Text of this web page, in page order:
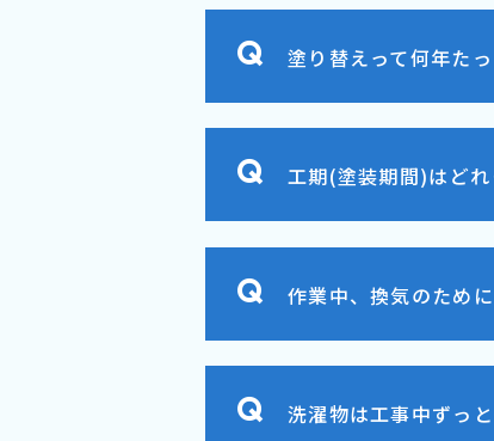
塗り替えって何年た
工期(塗装期間)はどれ
作業中、換気のため
洗濯物は工事中ずっ